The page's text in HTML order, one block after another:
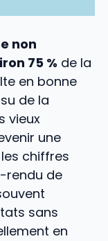
non
75 % de la
en bonne
de la
vieux
une
chiffres
rendu de
sans
en